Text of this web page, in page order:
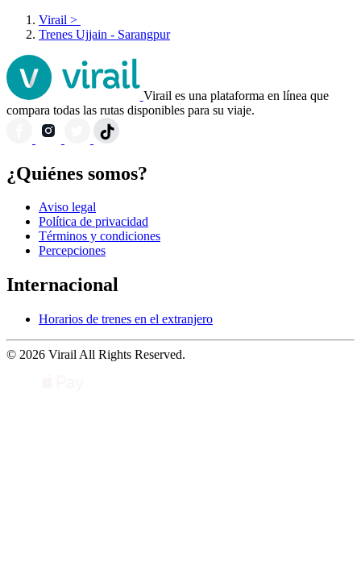
Virail >
Trenes Ujjain - Sarangpur
Virail es una plataforma en línea que
compara todas las rutas disponibles para su viaje.
¿Quiénes somos?
Aviso legal
Política de privacidad
Términos y condiciones
Percepciones
Internacional
Horarios de trenes en el extranjero
© 2026 Virail All Rights Reserved.